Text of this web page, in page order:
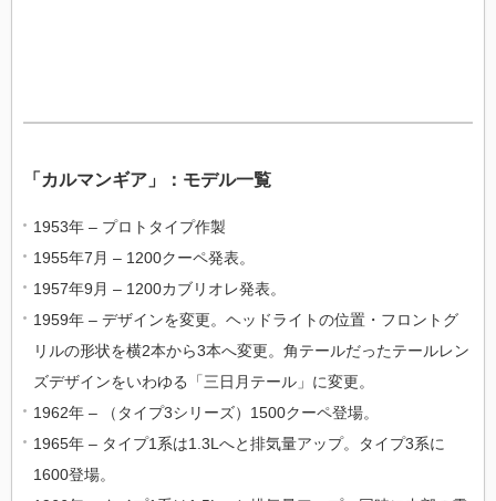
「カルマンギア」：モデル一覧
1953年 – プロトタイプ作製
1955年7月 – 1200クーペ発表。
1957年9月 – 1200カブリオレ発表。
1959年 – デザインを変更。ヘッドライトの位置・フロントグ
リルの形状を横2本から3本へ変更。角テールだったテールレン
ズデザインをいわゆる「三日月テール」に変更。
1962年 – （タイプ3シリーズ）1500クーペ登場。
1965年 – タイプ1系は1.3Lへと排気量アップ。タイプ3系に
1600登場。